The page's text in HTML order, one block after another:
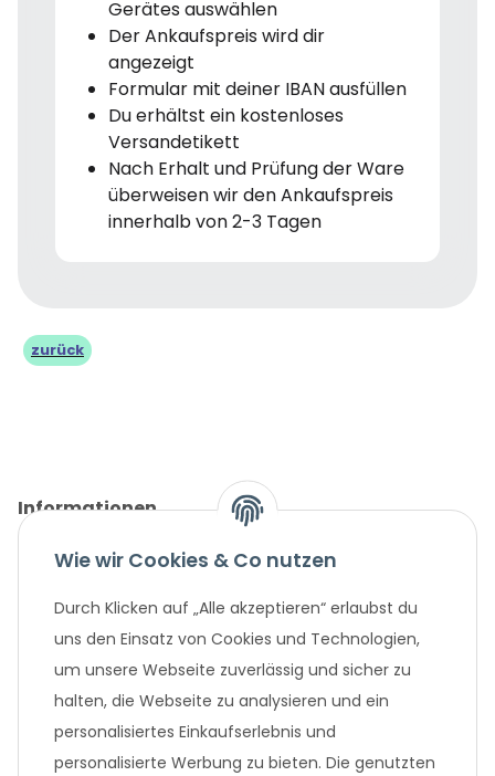
Gerätes auswählen
Der Ankaufspreis wird dir
angezeigt
Formular mit deiner IBAN ausfüllen
Du erhältst ein kostenloses
Versandetikett
Nach Erhalt und Prüfung der Ware
überweisen wir den Ankaufspreis
innerhalb von 2-3 Tagen
zurück
Informationen
Gesetzliche Informationen
Unternehmen
Beliebte Angebote
Wie wir Cookies & Co nutzen
Durch Klicken auf „Alle akzeptieren“ erlaubst du
uns den Einsatz von Cookies und Technologien,
um unsere Webseite zuverlässig und sicher zu
halten, die Webseite zu analysieren und ein
personalisiertes Einkaufserlebnis und
personalisierte Werbung zu bieten. Die genutzten